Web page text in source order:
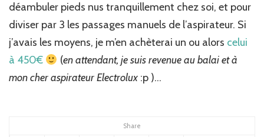
Share
déambuler pieds nus tranquillement chez soi, et pour
diviser par 3 les passages manuels de l’aspirateur. Si
j’avais les moyens, je m’en achèterai un ou alors celui
à 450€
(en attendant, je suis revenue au balai et à
mon cher aspirateur Electrolux :p )…